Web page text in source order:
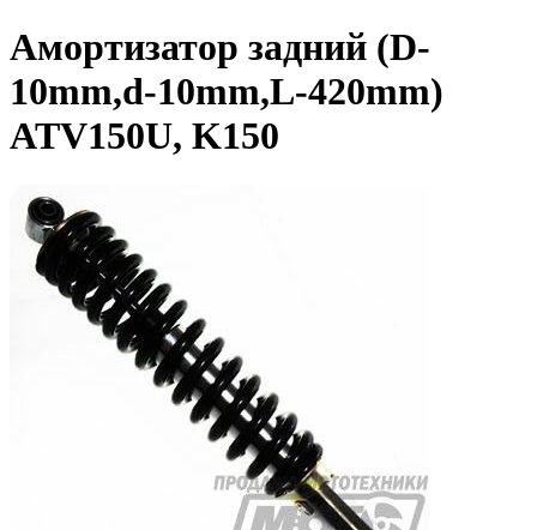
Амортизатор задний (D-
10mm,d-10mm,L-420mm)
ATV150U, K150